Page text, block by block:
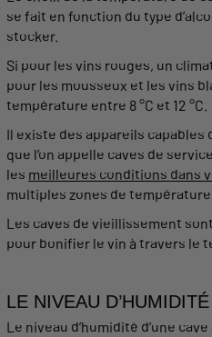
se fait en fonction du type
stocker.
Si pour les vins rouges, un
pour les mousseux et les vins
température entre 8 °C et 12 °C.
Il existe des appareils capables
que l’on appelle caves de service
les meilleures conditions dans
multiples zones de température
Les caves de vieillissement
pour bonifier le vin à travers le
LE NIVEAU D’HUMIDITÉ
Le niveau d’humidité d’une cave